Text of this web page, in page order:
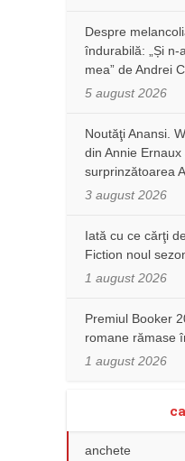
Despre
îndurabilă: „Și n-
mea” de Andrei
5 august 2026
Noutăţi Anansi.
din Annie
surprinzătoarea
3 august 2026
Iată cu ce cărţi
Fiction noul
1 august 2026
Premiul Booker
romane rămase
1 august 2026
anchete